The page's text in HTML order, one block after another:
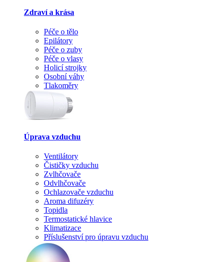
Zdraví a krása
Péče o tělo
Epilátory
Péče o zuby
Péče o vlasy
Holicí strojky
Osobní váhy
Tlakoměry
Úprava vzduchu
Ventilátory
Čističky vzduchu
Zvlhčovače
Odvlhčovače
Ochlazovače vzduchu
Aroma difuzéry
Topidla
Termostatické hlavice
Klimatizace
Příslušenství pro úpravu vzduchu